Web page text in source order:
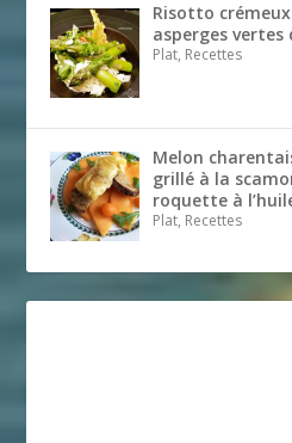
Risotto
asperges vertes
Plat, Recettes
Melon
grillé à la
roquette à
Plat, Recettes